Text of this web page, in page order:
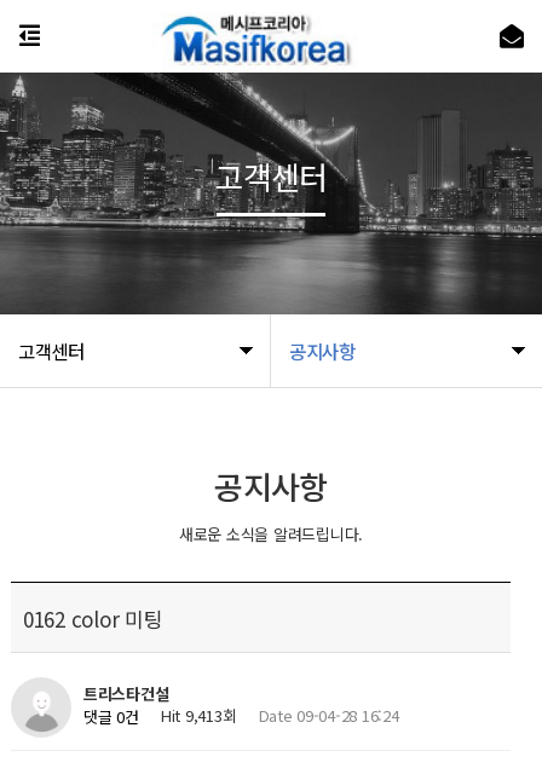
고객센터 공지사항
고객센터
공지사항
새로운 소식을 알려드립니다.
0162 color 미팅
트리스타건설
댓글 0건
Hit 9,413회 Date 09-04-28 16:24